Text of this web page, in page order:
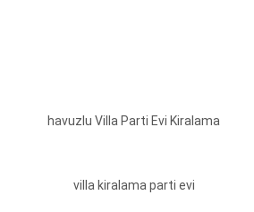
havuzlu Villa Parti Evi Kiralama
villa kiralama parti evi